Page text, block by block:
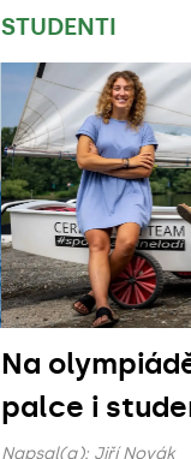
STUDENTI
Na
palce i
Napsal(a): Jiří Novák